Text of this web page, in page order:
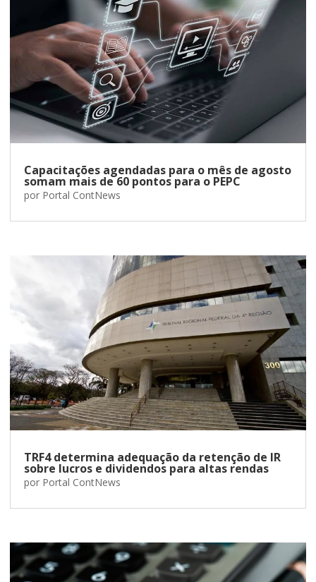
Capacitações agendadas para o mês de agosto
somam mais de 60 pontos para o PEPC
por Portal ContNews
TRF4 determina adequação da retenção de IR
sobre lucros e dividendos para altas rendas
por Portal ContNews